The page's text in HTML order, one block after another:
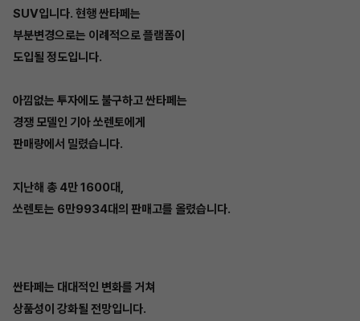
SUV입니다. 현행 싼타페는
부분변경으로는 이례적으로 플램폼이
도입될 정도입니다.
아낌없는 투자에도 불구하고 싼타페는
경쟁 모델인 기아 쏘렌토에게
판매량에서 밀렸습니다.
지난해 총 4만 1600대,
쏘렌토는 6만9934대의 판매고를 올렸습니다.
싼타페는 대대적인 변화를 거쳐
상품성이 강화될 전망입니다.